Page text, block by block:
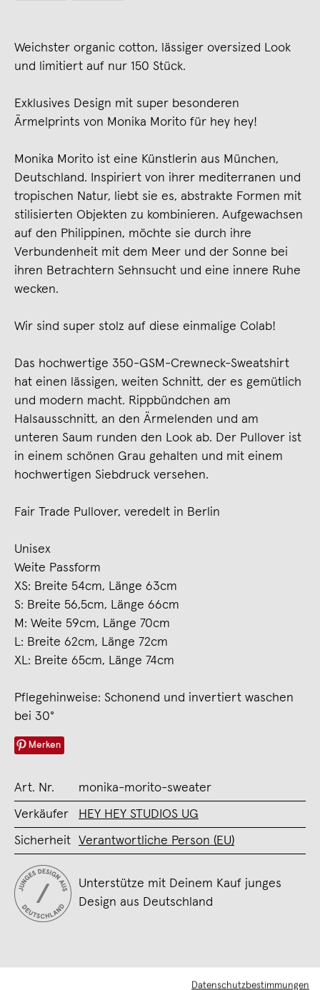
Weichster organic cotton, lässiger oversized Look
und limitiert auf nur 150 Stück.
Exklusives Design mit super besonderen
Ärmelprints von Monika Morito für hey hey!
Monika Morito ist eine Künstlerin aus München,
Deutschland. Inspiriert von ihrer mediterranen und
tropischen Natur, liebt sie es, abstrakte Formen mit
stilisierten Objekten zu kombinieren. Aufgewachsen
auf den Philippinen, möchte sie durch ihre
Verbundenheit mit dem Meer und der Sonne bei
ihren Betrachtern Sehnsucht und eine innere Ruhe
wecken.
Wir sind super stolz auf diese einmalige Colab!
Das hochwertige 350-GSM-Crewneck-Sweatshirt
hat einen lässigen, weiten Schnitt, der es gemütlich
und modern macht. Rippbündchen am
Halsausschnitt, an den Ärmelenden und am
unteren Saum runden den Look ab. Der Pullover ist
in einem schönen Grau gehalten und mit einem
hochwertigen Siebdruck versehen.
Fair Trade Pullover, veredelt in Berlin
Unisex
Weite Passform
XS: Breite 54cm, Länge 63cm
S: Breite 56,5cm, Länge 66cm
M: Weite 59cm, Länge 70cm
L: Breite 62cm, Länge 72cm
XL: Breite 65cm, Länge 74cm
Pflegehinweise: Schonend und invertiert waschen
bei 30°
Merken
Art. Nr. monika-morito-sweater
Verkäufer HEY HEY STUDIOS UG
Sicherheit Verantwortliche Person (EU)
Unterstütze mit Deinem Kauf junges
Design aus Deutschland
Datenschutzbestimmungen